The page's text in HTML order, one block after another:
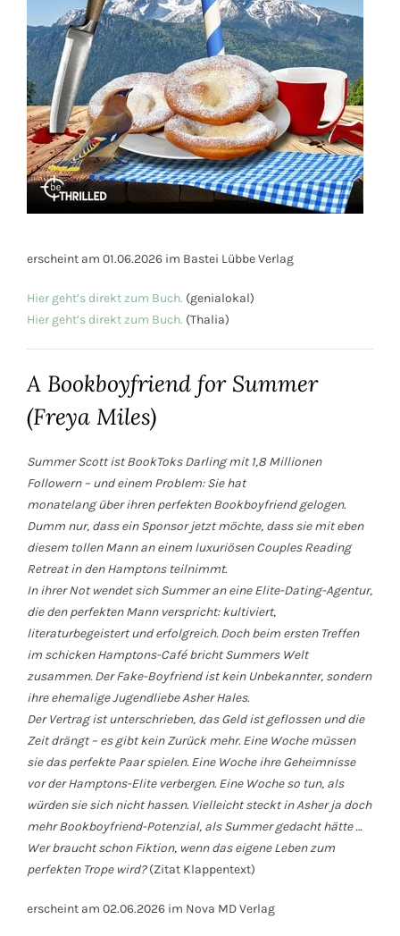
erscheint am 01.06.2026 im Bastei Lübbe Verlag
Hier geht’s direkt zum Buch. (genialokal)
Hier geht’s direkt zum Buch. (Thalia)
A Bookboyfriend for Summer
(Freya Miles)
Summer Scott ist BookToks Darling mit 1,8 Millionen
Followern – und einem Problem: Sie hat
monatelang über ihren perfekten Bookboyfriend gelogen.
Dumm nur, dass ein Sponsor jetzt möchte, dass sie mit eben
diesem tollen Mann an einem luxuriösen Couples Reading
Retreat in den Hamptons teilnimmt.
In ihrer Not wendet sich Summer an eine Elite-Dating-Agentur,
die den perfekten Mann verspricht: kultiviert,
literaturbegeistert und erfolgreich. Doch beim ersten Treffen
im schicken Hamptons-Café bricht Summers Welt
zusammen. Der Fake-Boyfriend ist kein Unbekannter, sondern
ihre ehemalige Jugendliebe Asher Hales.
Der Vertrag ist unterschrieben, das Geld ist geflossen und die
Zeit drängt – es gibt kein Zurück mehr. Eine Woche müssen
sie das perfekte Paar spielen. Eine Woche ihre Geheimnisse
vor der Hamptons-Elite verbergen. Eine Woche so tun, als
würden sie sich nicht hassen. Vielleicht steckt in Asher ja doch
mehr Bookboyfriend-Potenzial, als Summer gedacht hätte …
Wer braucht schon Fiktion, wenn das eigene Leben zum
perfekten Trope wird?(Zitat Klappentext)
erscheint am 02.06.2026 im Nova MD Verlag